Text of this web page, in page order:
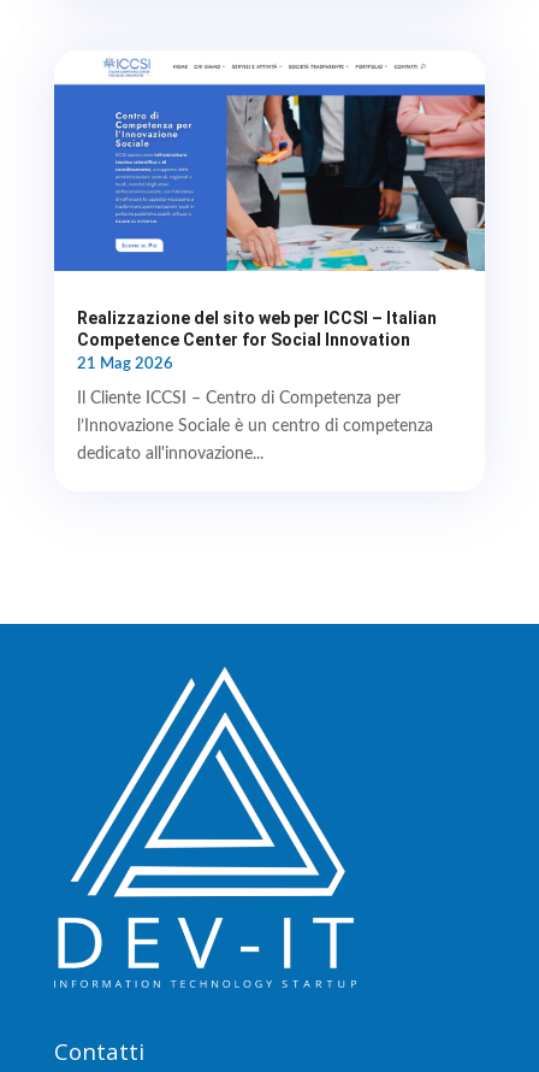
Realizzazione del sito web per ICCSI – Italian
Competence Center for Social Innovation
21 Mag 2026
Il Cliente ICCSI – Centro di Competenza per
l’Innovazione Sociale è un centro di competenza
dedicato all'innovazione...
Contatti